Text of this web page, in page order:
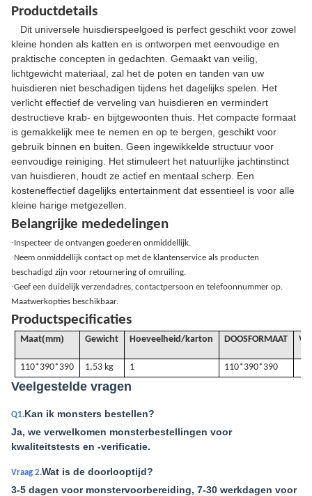
Productdetails
Dit universele huisdierspeelgoed is perfect geschikt voor zowel
kleine honden als katten en is ontworpen met eenvoudige en
praktische concepten in gedachten. Gemaakt van veilig,
lichtgewicht materiaal, zal het de poten en tanden van uw
huisdieren niet beschadigen tijdens het dagelijks spelen. Het
verlicht effectief de verveling van huisdieren en vermindert
destructieve krab- en bijtgewoonten thuis. Het compacte formaat
is gemakkelijk mee te nemen en op te bergen, geschikt voor
gebruik binnen en buiten. Geen ingewikkelde structuur voor
eenvoudige reiniging. Het stimuleert het natuurlijke jachtinstinct
van huisdieren, houdt ze actief en mentaal scherp. Een
kosteneffectief dagelijks entertainment dat essentieel is voor alle
kleine harige metgezellen.
Belangrijke mededelingen
·Inspecteer de ontvangen goederen onmiddellijk.
·Neem onmiddellijk contact op met de klantenservice als producten
beschadigd zijn voor retournering of omruiling.
·Geef een duidelijk verzendadres, contactpersoon en telefoonnummer op.
Maatwerkopties beschikbaar.
Productspecificaties
Maat(mm) Gewicht Hoeveelheid/karton DOOSFORMAAT
110*390*390 1,53 kg 1 110*390*390
Veelgestelde vragen
Q1.Kan ik monsters bestellen?
Ja, we verwelkomen monsterbestellingen voor
kwaliteitstests en -verificatie.
Vraag 2.Wat is de doorlooptijd?
3-5 dagen voor monstervoorbereiding, 7-30 werkdagen voor